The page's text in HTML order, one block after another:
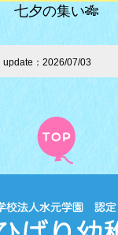
七夕の集い🎋
update：2026/07/03